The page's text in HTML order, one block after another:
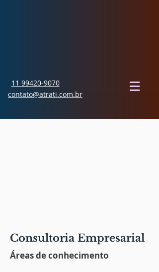
11 99420-9070
contato@atrati.com.br
Consultoria Empresarial
Áreas de conhecimento